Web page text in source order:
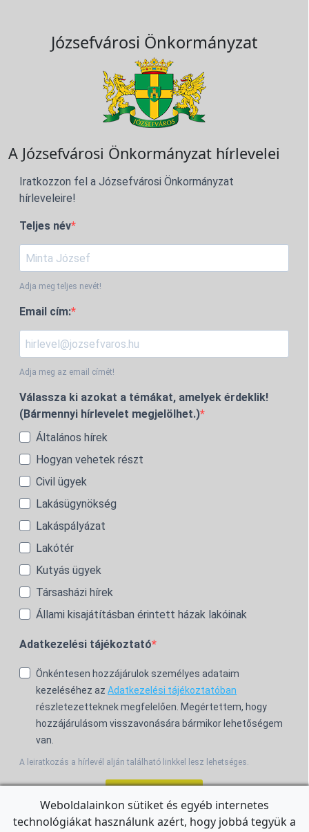
Józsefvárosi Önkormányzat
A Józsefvárosi Önkormányzat hírlevelei
Iratkozzon fel a Józsefvárosi Önkormányzat
hírleveleire!
Teljes név
Adja meg teljes nevét!
Email cím:
Adja meg az email címét!
Válassza ki azokat a témákat, amelyek érdeklik!
(Bármennyi hírlevelet megjelölhet.)
Általános hírek
Hogyan vehetek részt
Civil ügyek
Lakásügynökség
Lakáspályázat
Lakótér
Kutyás ügyek
Társasházi hírek
Állami kisajátításban érintett házak lakóinak
Adatkezelési tájékoztató
Önkéntesen hozzájárulok személyes adataim
kezeléséhez az Adatkezelési tájékoztatóban
részletezetteknek megfelelően. Megértettem, hogy
hozzájárulásom visszavonására bármikor lehetőségem
van.
A leiratkozás a hírlevél alján található linkkel lesz lehetséges.
Weboldalainkon sütiket és egyéb internetes
technológiákat használunk azért, hogy jobbá tegyük a